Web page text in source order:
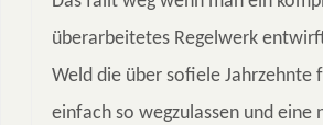
überarbeitetes Regelwerk
Weld die über sofiele Jahrzehnte
einfach so wegzulassen und eine